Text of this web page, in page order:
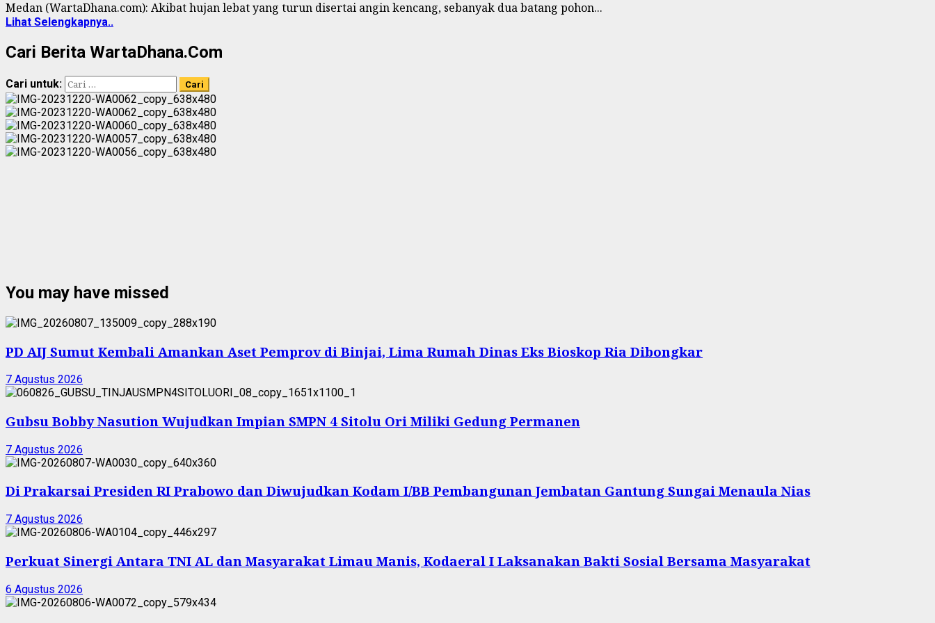
Medan (WartaDhana.com): Akibat hujan lebat yang turun disertai angin kencang, sebanyak dua batang pohon...
Lihat Selengkapnya..
Cari Berita WartaDhana.Com
Cari untuk:
You may have missed
PD AIJ Sumut Kembali Amankan Aset Pemprov di Binjai, Lima Rumah Dinas Eks Bioskop Ria Dibongkar
7 Agustus 2026
Gubsu Bobby Nasution Wujudkan Impian SMPN 4 Sitolu Ori Miliki Gedung Permanen
7 Agustus 2026
Di Prakarsai Presiden RI Prabowo dan Diwujudkan Kodam I/BB Pembangunan Jembatan Gantung Sungai Menaula Nias
7 Agustus 2026
Perkuat Sinergi Antara TNI AL dan Masyarakat Limau Manis, Kodaeral I Laksanakan Bakti Sosial Bersama Masyarakat
6 Agustus 2026